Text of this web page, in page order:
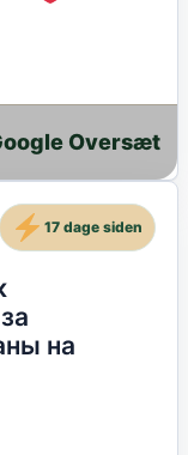
Oversæt
на
17 dage siden